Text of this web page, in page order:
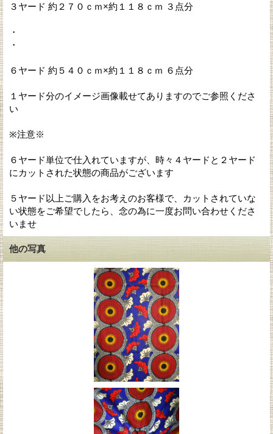
３ヤード 約２７０ｃｍ×約１１８ｃｍ ３点分
・
・
６ヤード 約５４０ｃｍ×約１１８ｃｍ ６点分
１ヤード分のイメージ画像載せてありますのでご参照くださ
い
※注意※
６ヤード単位で仕入れていますが、時々４ヤードと２ヤード
にカットされた状態の商品がございます
５ヤード以上ご購入をお考えのお客様で、カットされていな
い状態をご希望でしたら、念の為に一度お問い合わせくださ
いませ
他の写真